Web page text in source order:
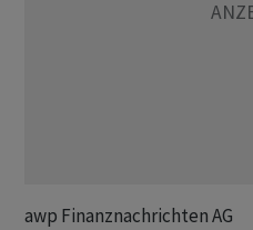
awp Finanznachrichten AG